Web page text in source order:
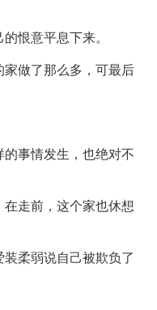
恨意平息下来。
家做了那么多，可最后
事情发生，也绝对不
走前，这个家也休想
柔弱说自己被欺负了